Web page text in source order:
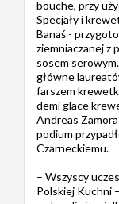
bouche, przy
Specjały i
Banaś -
ziemniaczanej z
sosem
główne
farszem
demi glace
Andreas
podium
Czarneckiemu.
– Wszyscy
Polskiej Kuchni